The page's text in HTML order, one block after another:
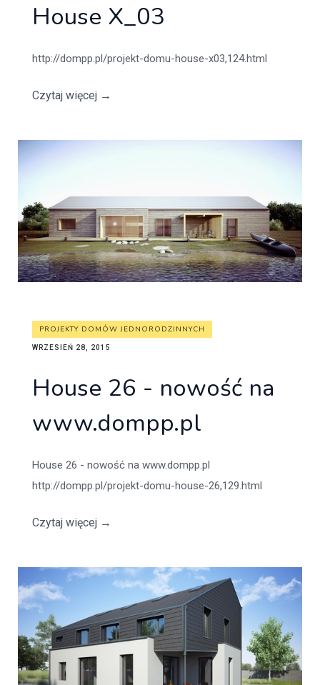
House X_03
http://dompp.pl/projekt-domu-house-x03,124.html
Czytaj więcej →
PROJEKTY DOMÓW JEDNORODZINNYCH
WRZESIEŃ 28, 2015
House 26 - nowość na
www.dompp.pl
House 26 - nowość na www.dompp.pl
http://dompp.pl/projekt-domu-house-26,129.html
Czytaj więcej →